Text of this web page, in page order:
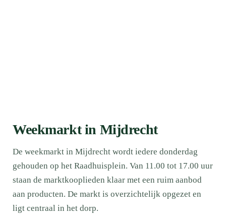
Weekmarkt in Mijdrecht
De weekmarkt in Mijdrecht wordt iedere donderdag
gehouden op het Raadhuisplein. Van 11.00 tot 17.00 uur
staan de marktkooplieden klaar met een ruim aanbod
aan producten. De markt is overzichtelijk opgezet en
ligt centraal in het dorp.